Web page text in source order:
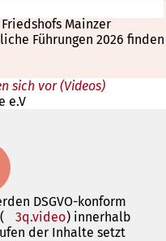
"Judensand"
Mainzer
Führungen 2026 finden
sich vor (Videos)
e.V
DSGVO-konform
3q.video(Öffnet
in
) innerhalb
der Inhalte setzt